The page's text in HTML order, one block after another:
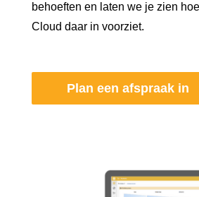
behoeften en laten we je zien
Cloud daar in voorziet.
Plan een afspraak in